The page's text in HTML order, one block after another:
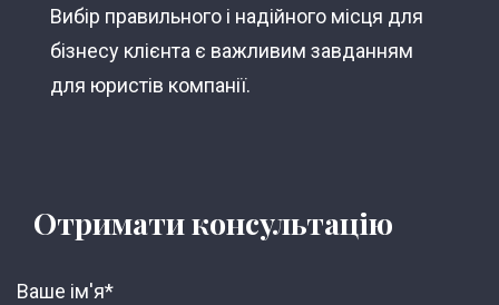
Вибір правильного і надійного місця для
бізнесу клієнта є важливим завданням
для юристів компанії.
Отримати консультацію
Ваше ім'я*